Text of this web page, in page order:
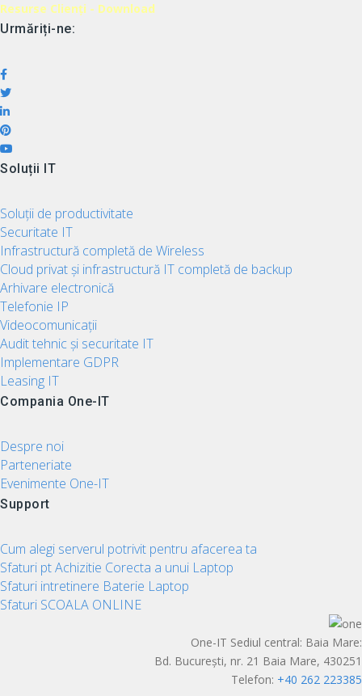
Resurse Clienți - Download
Urmăriți-ne:
Soluții IT
Soluții de productivitate
Securitate IT
Infrastructură completă de Wireless
Cloud privat și infrastructură IT completă de backup
Arhivare electronică
Telefonie IP
Videocomunicații
Audit tehnic și securitate IT
Implementare GDPR
Leasing IT
Compania One-IT
Despre noi
Parteneriate
Evenimente One-IT
Support
Cum alegi serverul potrivit pentru afacerea ta
Sfaturi pt Achizitie Corecta a unui Laptop
Sfaturi intretinere Baterie Laptop
Sfaturi SCOALA ONLINE
One-IT Sediul central: Baia Mare:
Bd. București, nr. 21 Baia Mare, 430251
Telefon: +40 262 223385